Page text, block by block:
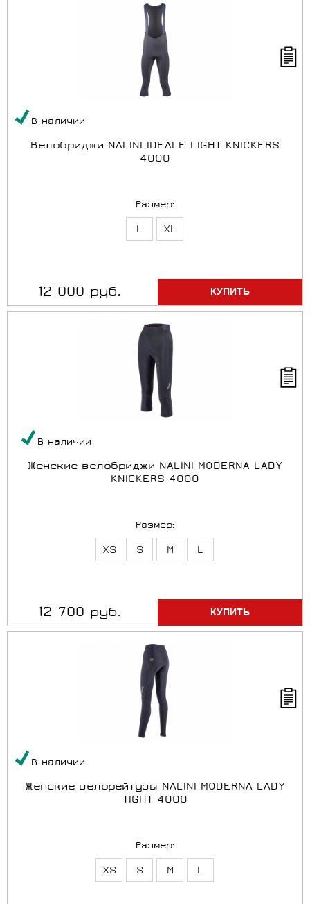
В наличии
Bелобриджи NALINI IDEALE LIGHT KNICKERS
4000
Размер:
L XL
12 000 руб.
В наличии
Женские велобриджи NALINI MODERNA LADY
KNICKERS 4000
Размер:
XS S M L
12 700 руб.
В наличии
Женские велорейтузы NALINI MODERNA LADY
TIGHT 4000
Размер:
XS S M L